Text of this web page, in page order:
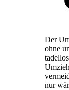
Der
ohne
nur